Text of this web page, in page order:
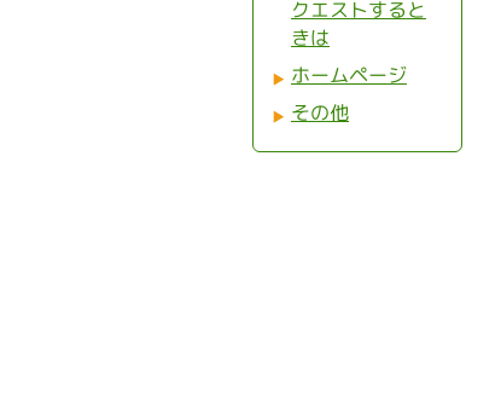
クエストすると
きは
ホームページ
その他